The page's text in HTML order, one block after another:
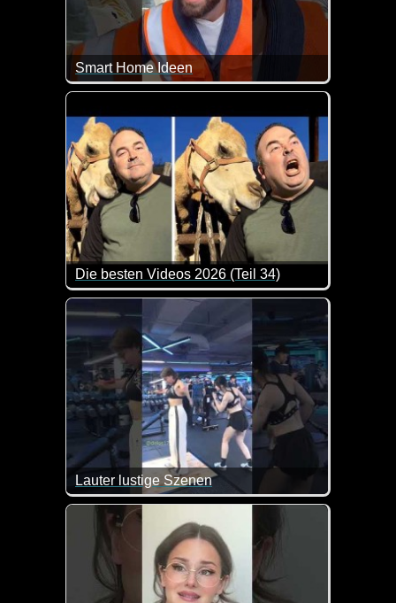
Smart Home Ideen
Da hat es doch mal richtig coole Sachen dabei.
Die besten Videos 2026 (Teil 34)
Eine tolle Zusammenstellung von lustigen
Lauter lustige Szenen